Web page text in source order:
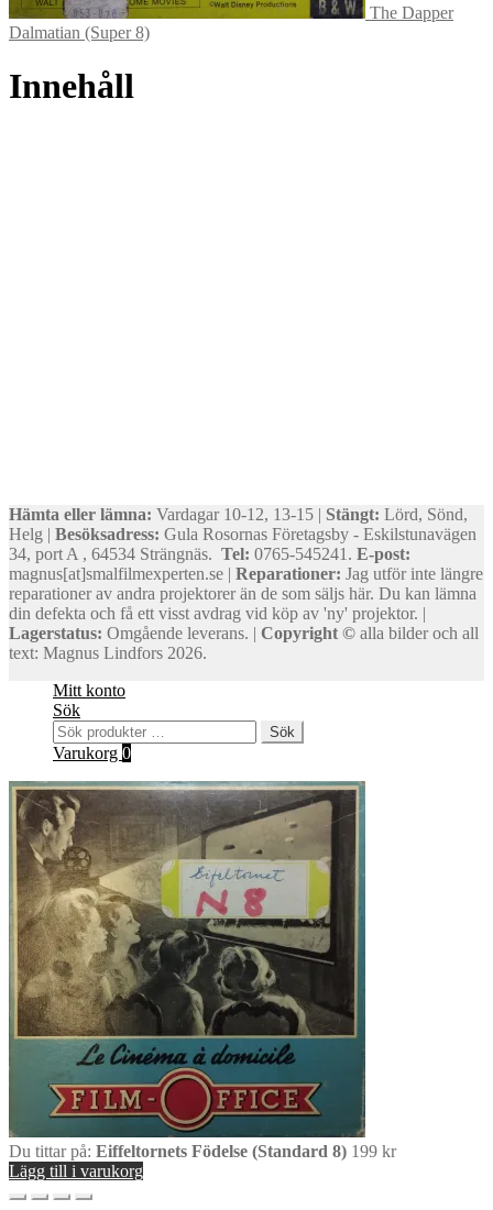
The Dapper
Dalmatian (Super 8)
Innehåll
Hämta eller lämna: Vardagar 10-12, 13-15 | Stängt: Lörd, Sönd,
Helg | Besöksadress: Gula Rosornas Företagsby - Eskilstunavägen
34, port A , 64534 Strängnäs. Tel: 0765-545241. E-post:
magnus[at]smalfilmexperten.se | Reparationer: Jag utför inte längre
reparationer av andra projektorer än de som säljs här. Du kan lämna
din defekta och få ett visst avdrag vid köp av 'ny' projektor. |
Lagerstatus: Omgående leverans. | Copyright © alla bilder och all
text: Magnus Lindfors 2026.
Mitt konto
Sök
Sök
efter:
Sök
Varukorg 0
Du tittar på: Eiffeltornets Födelse (Standard 8) 199 kr
Lägg till i varukorg